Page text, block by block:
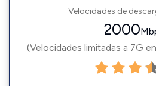
Velocidades de
2000
(Velocidades limitadas a 7G